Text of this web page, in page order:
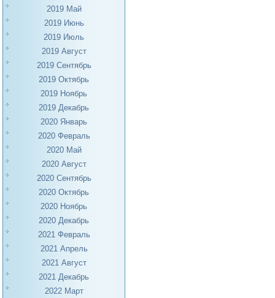
2019 Май
2019 Июнь
2019 Июль
2019 Август
2019 Сентябрь
2019 Октябрь
2019 Ноябрь
2019 Декабрь
2020 Январь
2020 Февраль
2020 Май
2020 Август
2020 Сентябрь
2020 Октябрь
2020 Ноябрь
2020 Декабрь
2021 Февраль
2021 Апрель
2021 Август
2021 Декабрь
2022 Март